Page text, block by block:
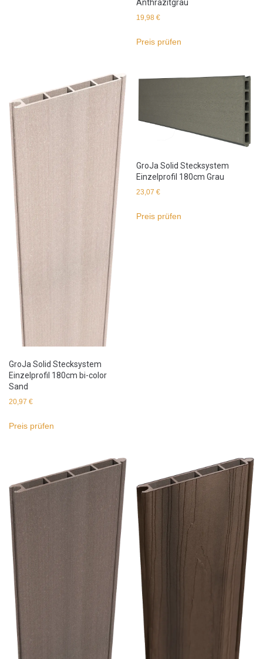
Anthrazitgrau
19,98€
Preis prüfen
GroJa Solid Stecksystem
Einzelprofil 180cm bi-color
Sand
20,97 €
Preis prüfen
GroJa Solid Stecksystem
Einzelprofil 180cm Grau
23,07€
Preis prüfen